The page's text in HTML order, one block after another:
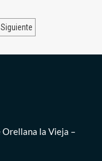
Siguiente
la Vieja –